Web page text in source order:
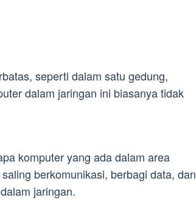
seperti dalam satu gedung,
dalam jaringan ini biasanya tidak
komputer yang ada dalam area
berkomunikasi, berbagi data, dan
jaringan.